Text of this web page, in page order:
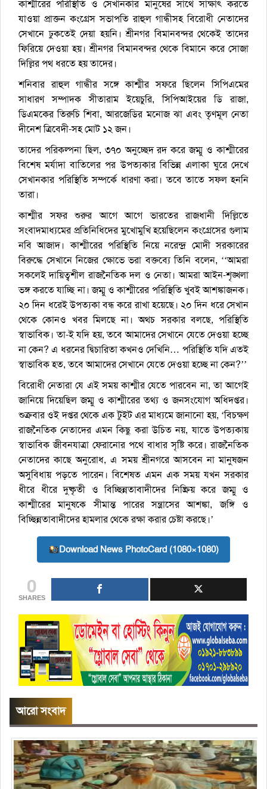
কাশ্মীরের পরিস্থিতি ও সেখানকার মানুষের সাথে সাক্ষাৎ করতে
যাওয়া প্রাক্তন কংগ্রেস সভাপতি রাহুল গান্ধীসহ বিরোধী নেতাদের
সেখানে ঢুকতেই দেয়া হয়নি। শ্রীনগর বিমানবন্দর থেকেই তাদের
ফিরিয়ে দেওয়া হয়। শ্রীনগর বিমানবন্দর থেকে বিমানে করে সোজা
দিল্লির পথ ধরতে হয় তাদের।
শনিবার রাহুল গান্ধীর সঙ্গে কাশ্মীর সফরে ছিলেন সিপিএমের
সাধারণ সম্পাদক সীতারাম ইয়েচুরি, সিপিআইয়ের ডি রাজা,
ডিএমকের তিরুচি শিবা, আরজেডির মনোজ ঝা এবং তৃণমূল নেতা
দীনেশ ত্রিবেদী-সহ মোট ১২ জন।
তাদের পরিকল্পনা ছিল, ৩৭০ অনুচ্ছেদ রদ করে জম্মু ও কাশ্মীরের
বিশেষ মর্যাদা বাতিলের পর উপত্যকার বিভিন্ন এলাকা ঘুরে দেখে
সেখানকার পরিস্থিতি সম্পর্কে ধারণা করা। তবে তাতে সফল হননি
তারা।
কাশ্মীর সফর শুরুর আগে আগে ভারতের রাজধানী দিল্লিতে
সংবাদমাধ্যমের প্রতিনিধিদের মুখোমুখি হয়েছিলেন কংগ্রেসের গুলাম
নবি আজাদ। কাশ্মীরের পরিস্থিতি নিয়ে নরেন্দ্র মোদী সরকারের
বিরুদ্ধে সেখানে নিজের ক্ষোভে ভরা বক্তব্যে তিনি বলেন, ‘‘আমরা
সকলেই দায়িত্বশীল রাজনৈতিক দল ও নেতা। আমরা আইন-শৃঙ্খলা
ভঙ্গ করতে যাচ্ছি না। জম্মু ও কাশ্মীরের পরিস্থিতি খুবই আশঙ্কাজনক।
২০ দিন ধরেই উপত্যকা বন্ধ করে রাখা হয়েছে। ২০ দিন ধরে সেখান
থেকে কোনও খবর মিলছে না। অথচ সরকার বলছে, পরিস্থিতি
স্বাভাবিক। তা-ই যদি হয়, তবে আমাদের সেখানে যেতে দেওয়া হচ্ছে
না কেন? এ ধরনের দ্বিচারিতা কখনও দেখিনি… পরিস্থিতি যদি এতই
স্বাভাবিক হত, তবে আমাদের সেখানে যেতে দেওয়া হচ্ছে না কেন?’’
বিরোধী নেতারা যে এই সময় কাশ্মীর যেতে পারবেন না, তা আগেই
জানিয়ে দিয়েছিল জম্মু ও কাশ্মীরের তথ্য ও জনসংযোগ অধিদপ্তর।
শুক্রবার ওই দপ্তর থেকে এক টুইট এর মাধ্যমে জানানো হয়, ‘বিচক্ষণ
রাজনৈতিক নেতাদের এমন কিছু করা উচিত নয়, যাতে উপত্যকায়
স্বাভাবিক জীবনযাত্রা ফেরানোর পথে বাধার সৃষ্টি করে। রাজনৈতিক
নেতাদের কাছে অনুরোধ, এ সময় শ্রীনগরে আসবেন না মানুষজন
অসুবিধায় পড়তে পারেন। বিশেষত এমন এক সময় যখন সরকার
ধীরে ধীরে দুষ্কৃতী ও বিচ্ছিন্নতাবাদীদের নিষ্ক্রিয় করে জম্মু ও
কাশ্মীরের মানুষকে সীমান্ত পারের সন্ত্রাসের আশঙ্কা, জঙ্গি ও
বিচ্ছিন্নতাবাদীদের হামলার থেকে রক্ষা করার চেষ্টা করছে।’
Download News PhotoCard (1080×1080)
0
SHARES
আরো সংবাদ